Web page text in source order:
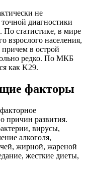
не
диагностики
По статистике, в мире
взрослого населения,
в острой
редко. По МКБ
как K29.
факторы
причин развития.
вирусы,
алкоголя,
жирной, жареной
жесткие диеты,